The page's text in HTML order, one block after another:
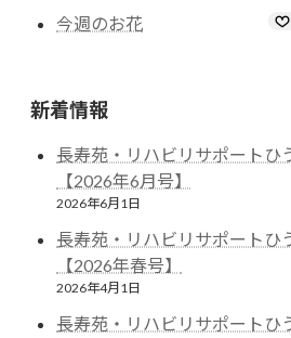
今週のお花
新着情報
長寿苑・リハビリサポートひ
【2026年6月号】
2026年6月1日
長寿苑・リハビリサポートひ
【2026年春号】
2026年4月1日
長寿苑・リハビリサポートひ